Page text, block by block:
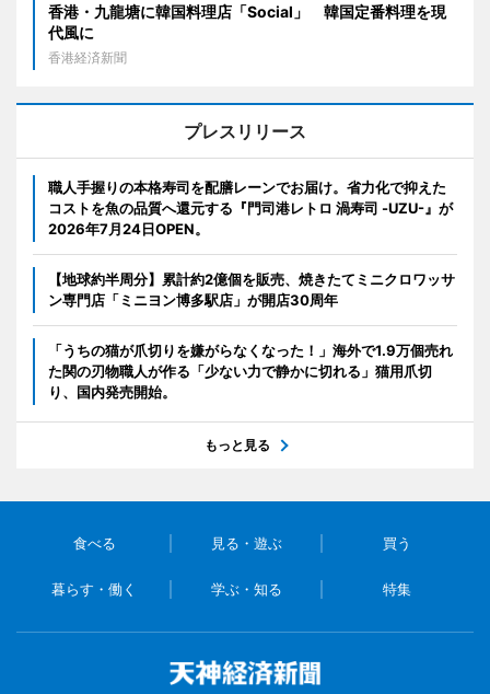
香港・九龍塘に韓国料理店「Social」 韓国定番料理を現
代風に
香港経済新聞
プレスリリース
職人手握りの本格寿司を配膳レーンでお届け。省力化で抑えた
コストを魚の品質へ還元する『門司港レトロ 渦寿司 -UZU-』が
2026年7月24日OPEN。
【地球約半周分】累計約2億個を販売、焼きたてミニクロワッサ
ン専門店「ミニヨン博多駅店」が開店30周年
「うちの猫が爪切りを嫌がらなくなった！」海外で1.9万個売れ
た関の刃物職人が作る「少ない力で静かに切れる」猫用爪切
り、国内発売開始。
もっと見る
食べる 見る・遊ぶ 買う
暮らす・働く 学ぶ・知る 特集